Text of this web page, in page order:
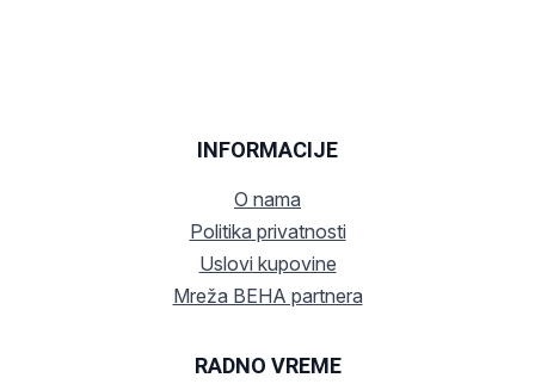
INFORMACIJE
O nama
Politika privatnosti
Uslovi kupovine
Mreža BEHA partnera
RADNO VREME